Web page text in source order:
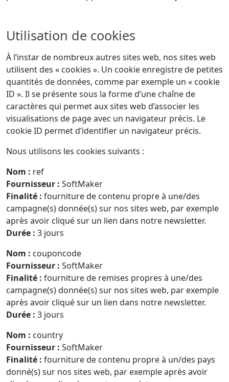
Utilisation de cookies
À l’instar de nombreux autres sites web, nos sites web
utilisent des « cookies ». Un cookie enregistre de petites
quantités de données, comme par exemple un « cookie
ID ». Il se présente sous la forme d’une chaîne de
caractères qui permet aux sites web d’associer les
visualisations de page avec un navigateur précis. Le
cookie ID permet d’identifier un navigateur précis.
Nous utilisons les cookies suivants :
Nom : ref
Fournisseur : SoftMaker
Finalité : fourniture de contenu propre à une/des
campagne(s) donnée(s) sur nos sites web, par exemple
après avoir cliqué sur un lien dans notre newsletter.
Durée : 3 jours
Nom : couponcode
Fournisseur : SoftMaker
Finalité : fourniture de remises propres à une/des
campagne(s) donnée(s) sur nos sites web, par exemple
après avoir cliqué sur un lien dans notre newsletter.
Durée : 3 jours
Nom : country
Fournisseur : SoftMaker
Finalité : fourniture de contenu propre à un/des pays
donné(s) sur nos sites web, par exemple après avoir